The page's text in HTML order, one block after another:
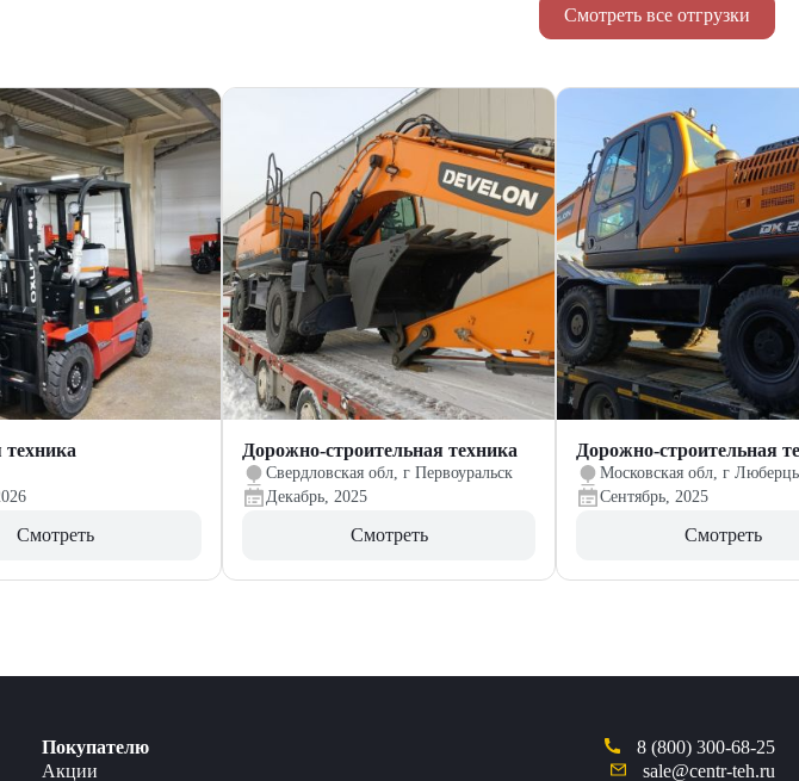
Смотреть все отгрузки
Смотреть
Дорожно-строительная техника
Свердловская обл, г Первоуральск
Декабрь, 2025
Смотреть
Дорожно-строительная
Московская обл, г
Сентябрь, 2025
Смотреть
Покупателю
Акции
8 (800) 300-68-25
sale@centr-teh.ru